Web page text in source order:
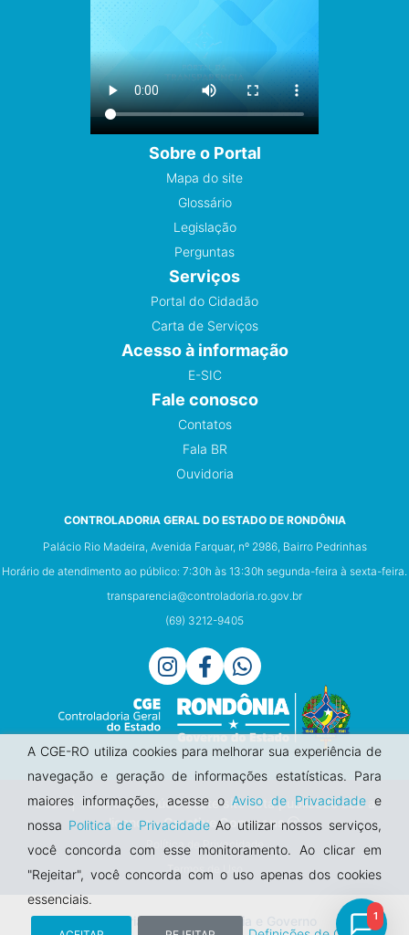
Sobre o Portal
Mapa do site
Glossário
Legislação
Perguntas
Serviços
Portal do Cidadão
Carta de Serviços
Acesso à informação
E-SIC
Fale conosco
Contatos
Fala BR
Ouvidoria
CONTROLADORIA GERAL DO ESTADO DE RONDÔNIA
Palácio Rio Madeira, Avenida Farquar, nº 2986, Bairro Pedrinhas
Horário de atendimento ao público: 7:30h às 13:30h segunda-feira à sexta-feira.
transparencia@controladoria.ro.gov.br
(69) 3212-9405
A CGE-RO utiliza cookies para melhorar sua experiência de
navegação e geração de informações estatísticas. Para
maiores informações, acesse o Aviso de Privacidade e
nossa Politica de PrivacidadeAo utilizar nossos serviços,
você concorda com esse monitoramento. Ao clicar em
"Rejeitar", você concorda com o uso apenas dos cookies
essenciais.
2026 | Todo o conteúdo deste site está publicado sob a
licença -Creative Commons
Política de Privacidade
Termos de Uso
Diretoria de Transparência e Governo 1